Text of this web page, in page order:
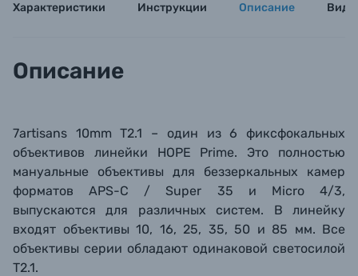
Характеристики Инструкции Описание
Описание
7artisans 10mm T2.1 – один из 6 фиксфокальных
объективов линейки HOPE Prime. Это полностью
мануальные объективы для беззеркальных камер
форматов APS-C /Super 35 и Micro 4/3,
выпускаются для различных систем. В линейку
входят объективы 10, 16, 25, 35, 50 и 85 мм. Все
объективы серии обладают одинаковой светосилой
T2.1.